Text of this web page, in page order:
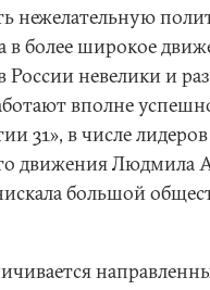
нежелательную
в более широкое
невелики и
вполне
31», в числе
движения Людмила
большой